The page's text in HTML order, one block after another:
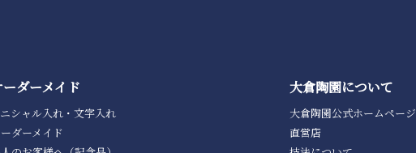
ーダーメイド
シャル入れ・文字入れ
ダーメイド
大倉陶園について
大倉陶園公式ホームページ
直営店